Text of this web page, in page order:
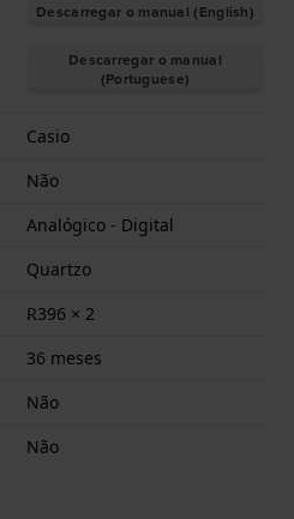
Descarregar o manual (English)
Descarregar o manual
(Portuguese)
Casio
Não
Analógico - Digital
Quartzo
R396 × 2
36 meses
Não
Não